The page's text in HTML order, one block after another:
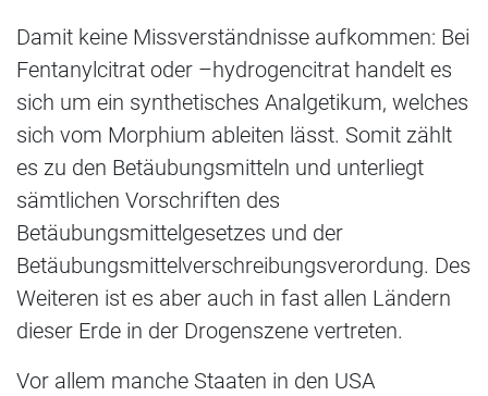
Damit keine Missverständnisse aufkommen: Bei
Fentanylcitrat oder –hydrogencitrat handelt es
sich um ein synthetisches Analgetikum, welches
sich vom Morphium ableiten lässt. Somit zählt
es zu den Betäubungsmitteln und unterliegt
sämtlichen Vorschriften des
Betäubungsmittelgesetzes und der
Betäubungsmittelverschreibungsverordung. Des
Weiteren ist es aber auch in fast allen Ländern
dieser Erde in der Drogenszene vertreten.
Vor allem manche Staaten in den USA